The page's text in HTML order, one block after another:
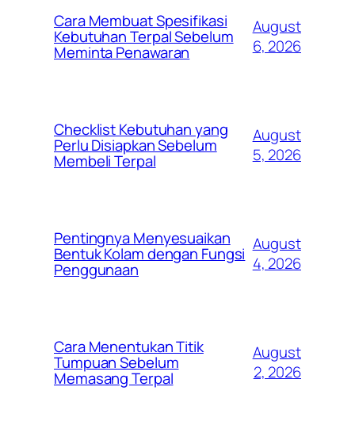
Cara Membuat Spesifikasi
Kebutuhan Terpal Sebelum
Meminta Penawaran
August
6, 2026
Checklist Kebutuhan yang
Perlu Disiapkan Sebelum
Membeli Terpal
August
5, 2026
Pentingnya Menyesuaikan
Bentuk Kolam dengan Fungsi
Penggunaan
August
4, 2026
Cara Menentukan Titik
Tumpuan Sebelum
Memasang Terpal
August
2, 2026